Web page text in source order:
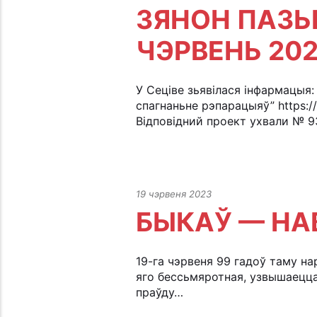
ЗЯНОН
ЧЭРВЕНЬ
У Сеціве зьявілася
спагнаньне рэпарацыяў”
Відповідний проект ухвали №
19 чэрвеня 2023
БЫКАЎ —
19-га чэрвеня 99 гадоў таму
яго бессьмяротная,
праўду…